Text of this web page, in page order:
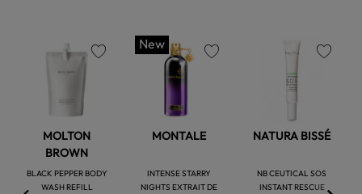
MOLTON
BROWN
BLACK PEPPER BODY
WASH REFILL
New
MONTALE
INTENSE STARRY
NIGHTS EXTRAIT DE
NATURA BISSÉ
NB CEUTICAL SOS
INSTANT RESCUE